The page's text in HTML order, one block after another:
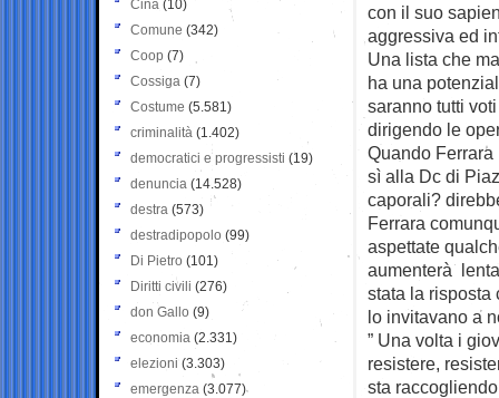
con il suo
aggressiva ed
Una lista che
ha una
saranno tutti
dirigendo le
Quando Ferrara
sì alla Dc di
caporali?
Ferrara
aspettate
aumenterà
stata la risposta
lo invitavano a
” Una volta i
resistere,
sta
Cina (10)
Comune (342)
Coop (7)
Cossiga (7)
Costume (5.581)
criminalità (1.402)
democratici e progressisti (19)
denuncia (14.528)
destra (573)
destradipopolo (99)
Di Pietro (101)
Diritti civili (276)
don Gallo (9)
economia (2.331)
elezioni (3.303)
emergenza (3.077)